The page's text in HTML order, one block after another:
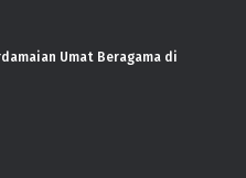
Umat Beragama di